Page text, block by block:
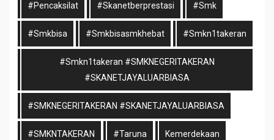
#pencaksilat #skanetberprestasi #smk
#smkbisa #smkbisasmkhebat #smkn1takeran
#smkn1takeran #SMKNEGERITAKERAN
#SKANETJAYALUARBIASA
#SMKNEGERITAKERAN #SKANETJAYALUARBIASA
#SMKNTAKERAN #taruna Kemerdekaan